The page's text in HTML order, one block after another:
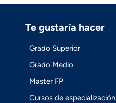
Te gustaría hacer
Grado Superior
Grado Medio
Master FP
Cursos de especialización